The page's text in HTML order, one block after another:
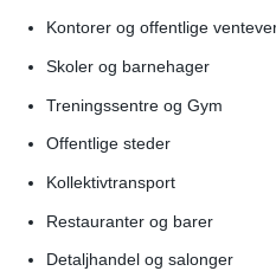
Kontorer og offentlige
Skoler og barnehager
Treningssentre og Gym
Offentlige steder
Kollektivtransport
Restauranter og barer
Detaljhandel og salonger